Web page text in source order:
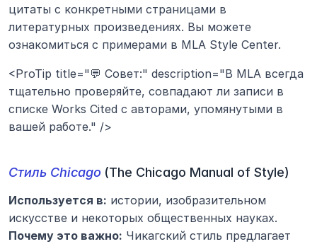
цитаты с конкретными страницами в
литературных произведениях. Вы можете
ознакомиться с примерами в MLA Style Center.
<ProTip title="💬 Совет:" description="В MLA всегда
тщательно проверяйте, совпадают ли записи в
списке Works Cited с авторами, упомянутыми в
вашей работе." />
Стиль Chicago (The Chicago Manual of Style)
Используется в: истории, изобразительном
искусстве и некоторых общественных науках.
Почему это важно: Чикагский стиль предлагает